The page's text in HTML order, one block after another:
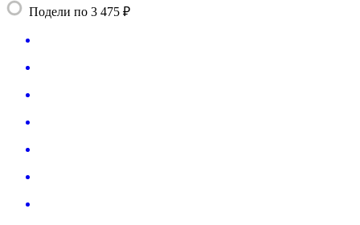
Подели по 3 475 ₽